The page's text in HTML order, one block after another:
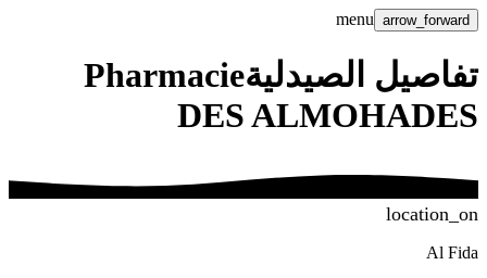
arrow_forward
menu
تفاصيل الصيدليةPharmacie
DES ALMOHADES
location_on
Al Fida